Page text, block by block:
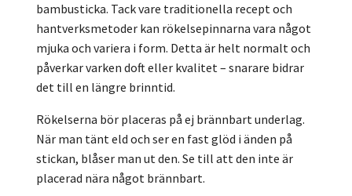
bambusticka. Tack vare traditionella recept och
hantverksmetoder kan rökelsepinnarna vara något
mjuka och variera i form. Detta är helt normalt och
påverkar varken doft eller kvalitet – snarare bidrar
det till en längre brinntid.
Rökelserna bör placeras på ej brännbart underlag.
När man tänt eld och ser en fast glöd i änden på
stickan, blåser man ut den. Se till att den inte är
placerad nära något brännbart.